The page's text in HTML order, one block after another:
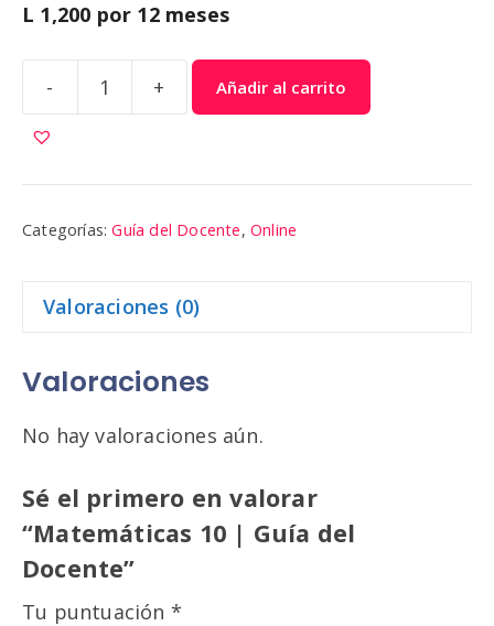
L 1,200 por 12 meses
-
Matemáticas
Guía
+ Añadir al carrito
Categorías:Guía del Docente,Online
Valoraciones (0)
Valoraciones
No hay valoraciones aún.
Sé el primero en valorar
“Matemáticas 10 | Guía del
Docente”
Tu puntuación *